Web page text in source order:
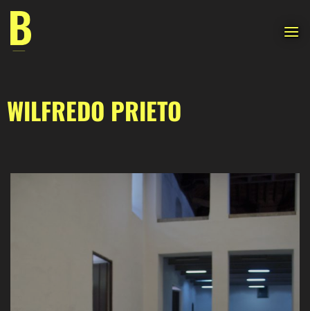
Saltar
contenido
WILFREDO PRIETO